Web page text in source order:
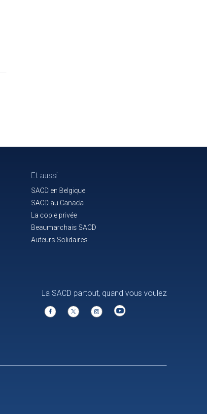
Et aussi
SACD en Belgique
SACD au Canada
La copie privée
Beaumarchais SACD
Auteurs Solidaires
La SACD partout, quand vous voulez